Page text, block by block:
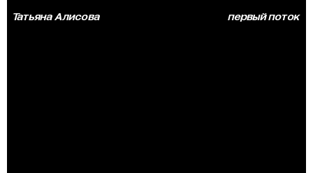
Татьяна Алисова
первый поток